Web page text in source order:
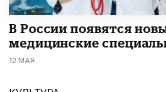
В России появятся
медицинские
12 МАЯ